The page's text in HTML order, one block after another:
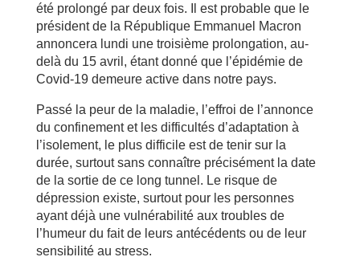
été prolongé par deux fois. Il est probable que le
président de la République Emmanuel Macron
annoncera lundi une troisième prolongation, au-
delà du 15 avril, étant donné que l’épidémie de
Covid-19 demeure active dans notre pays.
Passé la peur de la maladie, l’effroi de l’annonce
du confinement et les difficultés d’adaptation à
l’isolement, le plus difficile est de tenir sur la
durée, surtout sans connaître précisément la date
de la sortie de ce long tunnel. Le risque de
dépression existe, surtout pour les personnes
ayant déjà une vulnérabilité aux troubles de
l’humeur du fait de leurs antécédents ou de leur
sensibilité au stress.